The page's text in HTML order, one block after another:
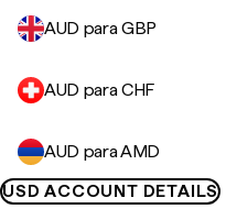
AUD para GBP
AUD para CHF
AUD para AMD
USD ACCOUNT DETAILS